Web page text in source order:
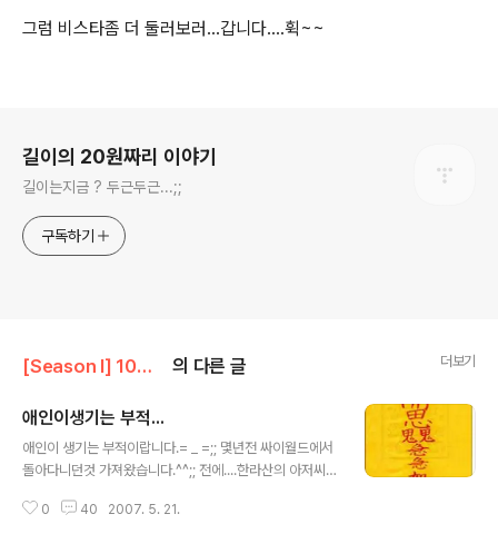
그럼 비스타좀 더 둘러보러...갑니다....휙~~
길이의 20원짜리 이야기
길이는지금 ? 두근두근...;;
구독하기
[Season I] 10원짜리 이야기 의 다른 글 더보기
애인이생기는 부적...
애인이 생기는 부적이랍니다.= _ =;; 몇년전 싸이월드에서
돌아다니던것 가져왔습니다.^^;; 전에....한라산의 아저씨가
템을 가지고 있습니다. 과연..언제쯤..애인이 생길까요.ㅡ_
0 40 2007. 5. 21.